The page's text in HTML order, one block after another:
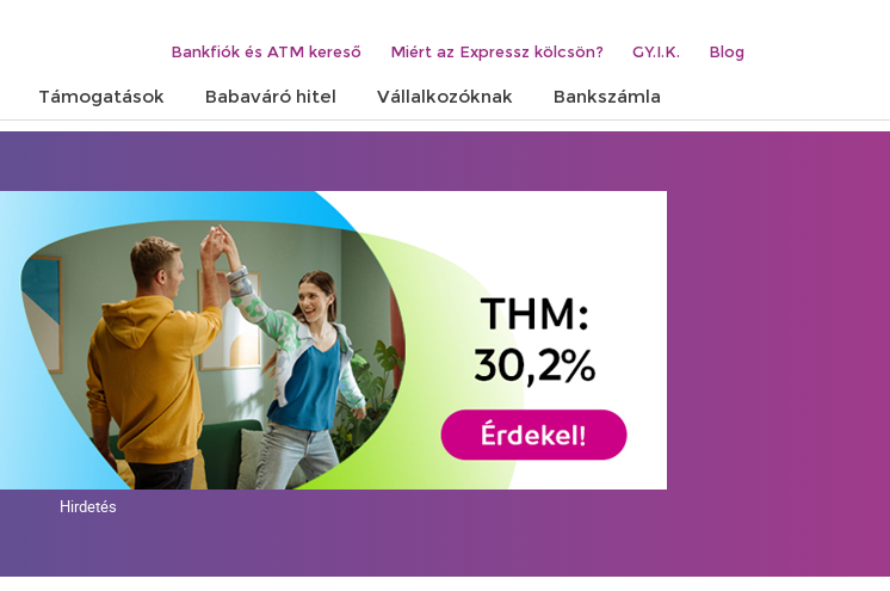
Bankfiók és ATM kereső Miért az Expressz kölcsön? GY.I.K. Blog
Támogatások Babaváró hitel Vállalkozóknak Bankszámla
Hirdetés